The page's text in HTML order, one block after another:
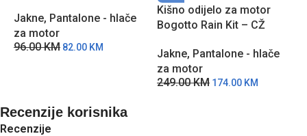
Jakne, Pantalone - hlače
za motor
96.00KM 82.00 KM
Kišno odijelo za motor
Bogotto Rain Kit – CŽ
Jakne, Pantalone - hlače
za motor
249.00KM 174.00 KM
Recenzije korisnika
Recenzije